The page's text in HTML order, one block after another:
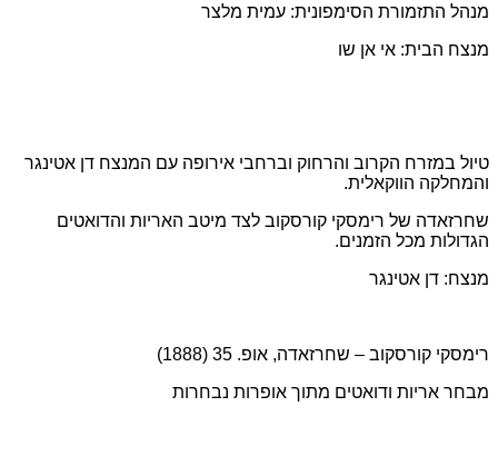
מנהל התזמורת הסימפונית: עמית מלצר
מנצח הבית: אי אן שו
טיול במזרח הקרוב והרחוק וברחבי אירופה עם המנצח דן אטינגר
והמחלקה הווקאלית.
שחרזאדה של רימסקי קורסקוב לצד מיטב האריות והדואטים
הגדולות מכל הזמנים.
מנצח: דן אטינגר
רימסקי קורסקוב – שחרזאדה, אופ. 35 (1888)
מבחר אריות ודואטים מתוך אופרות נבחרות